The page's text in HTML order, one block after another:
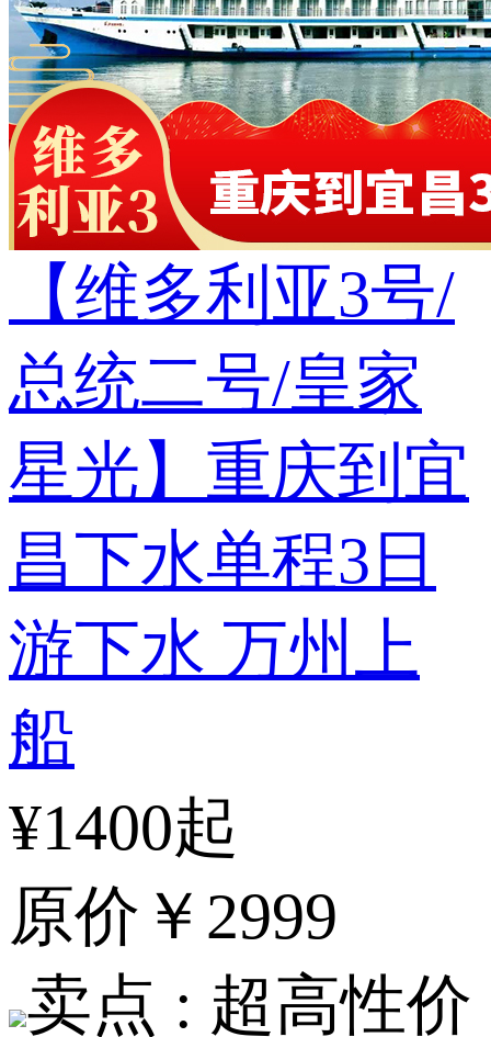
【维多利亚3号/
总统二号/皇家
星光】重庆到宜
昌下水单程3日
游下水 万州上
船
¥1400起
原价 ￥2999
卖点 : 超高性价